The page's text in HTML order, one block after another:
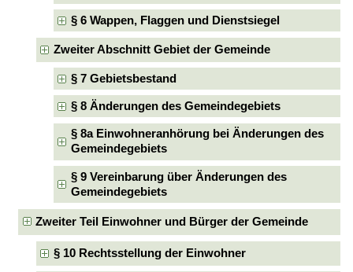
§ 6 Wappen, Flaggen und Dienstsiegel
Zweiter Abschnitt Gebiet der Gemeinde
§ 7 Gebietsbestand
§ 8 Änderungen des Gemeindegebiets
§ 8a Einwohneranhörung bei Änderungen des
Gemeindegebiets
§ 9 Vereinbarung über Änderungen des
Gemeindegebiets
Zweiter Teil Einwohner und Bürger der Gemeinde
§ 10 Rechtsstellung der Einwohner